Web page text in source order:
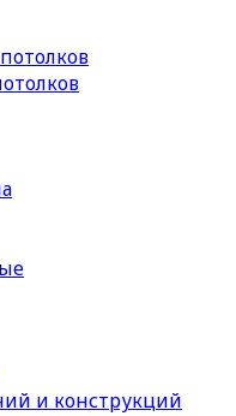
и конструкций